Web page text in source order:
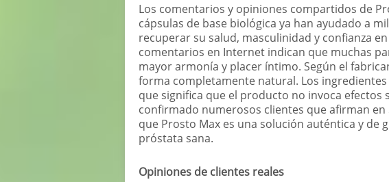
Los comentarios y opiniones compartidos de
cápsulas de base biológica ya han ayudado a
recuperar su salud, masculinidad y confianza
comentarios en Internet indican que muchas
mayor armonía y placer íntimo. Según el
forma completamente natural. Los
que significa que el producto no invoca efectos
confirmado numerosos clientes que afirman
que Prosto Max es una solución auténtica y de
próstata sana.
Opiniones de clientes reales